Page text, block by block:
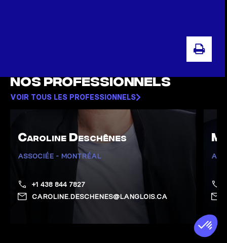
Nos professionnels
VOIR TOUS LES PROFESSIONNELS
Caroline Deschênes
ASSOCIÉE - MONTRÉAL
+1 438 844 7827
CAROLINE.DESCHENES@LANGLOIS.CA